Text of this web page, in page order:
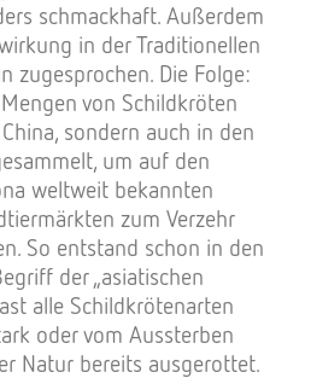
schmackhaft. Außerdem
in der Traditionellen
zugesprochen. Die Folge:
von Schildkröten
sondern auch in den
um auf den
weltweit bekannten
zum Verzehr
So entstand schon in den
der „asiatischen
alle Schildkrötenarten
oder vom Aussterben
Natur bereits ausgerottet.